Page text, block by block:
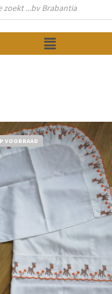
VOORRAAD